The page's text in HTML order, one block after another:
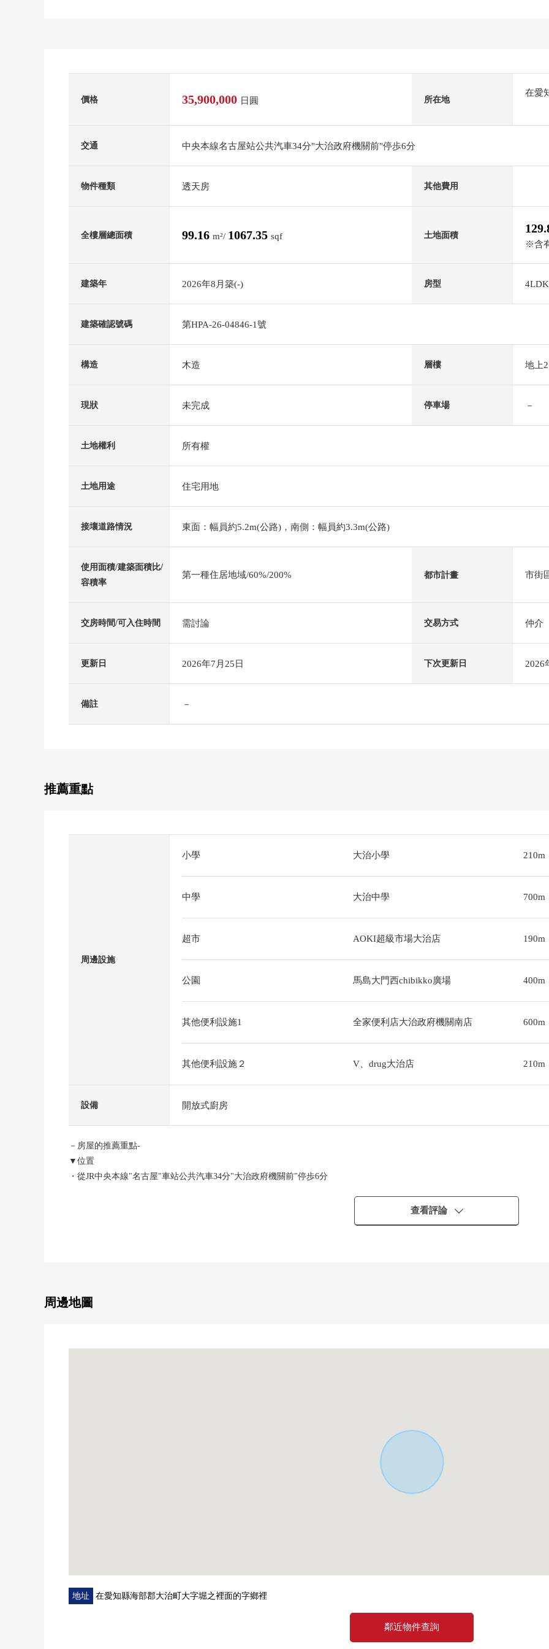
價格 35,900,000 日圓 所在地
在愛
交通 中央本線名古屋站公共汽車34分"大治政府機關前"停歩6分
物件種類 透天房 其他費用
全樓層總面積 99.16 m²/ 1067.35 sqf 土地面積
※含
建築年 2026年8月築(-) 房型 4LDK
建築確認號碼 第HPA-26-04846-1號
構造 木造 層樓 地上
現狀 未完成 停車場 －
土地權利 所有權
土地用途 住宅用地
接壤道路情況 東面：幅員約5.2m(公路)，南側：幅員約3.3m(公路)
使用面積/建築面積比/
容積率
第一種住居地域/60%/200% 都市計畫 市街
交房時間/可入住時間 需討論 交易方式 仲介
更新日 2026年7月25日 下次更新日 2026
備註 －
推薦重點
周邊設施
小學 大治小學 210m
中學 大治中學 700m
超市 AOKI超級市場大治店 190m
公園 馬島大門西chibikko廣場 400m
其他便利設施1 全家便利店大治政府機關南店 600m
其他便利設施２ V、drug大治店 210m
設備 開放式廚房
－房屋的推薦重點-
▼位置
・從JR中央本線"名古屋"車站公共汽車34分"大治政府機關前"停歩6分
・櫃台組合廚房，廁所2個地方設置
查看評論
周邊地圖
地址 在愛知縣海部郡大治町大字堀之裡面的字鄉裡
鄰近物件查詢